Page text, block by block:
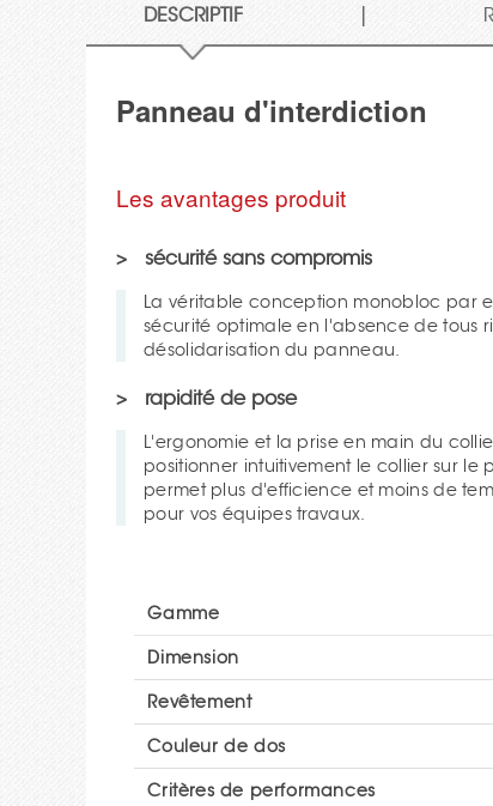
DESCRIPTIF |
Panneau d'interdiction
Les avantages produit
sécurité sans compromis
La véritable conception monobloc par emboutissage garantit une
sécurité optimale en l'absence de tous
désolidarisation du panneau.
rapidité de pose
L'ergonomie et la prise en main du collier IZI permettent de
positionner intuitivement le collier sur le
permet plus d'efficience et moins de
pour vos équipes travaux.
Gamme
Dimension
Revêtement
Couleur de dos
Critères de performances